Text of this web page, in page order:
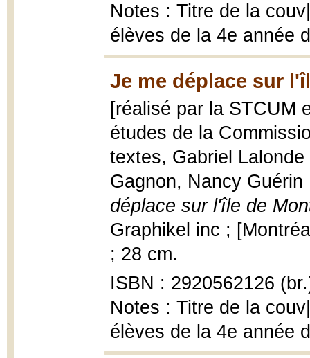
Notes : Titre de la
élèves de la 4e année
Je me déplace sur
[réalisé par la STCUM
études de la
textes, Gabriel
Gagnon, Nancy
déplace sur l'île de
Graphikel inc ;
; 28 cm.
ISBN : 2920562126
Notes : Titre de la
élèves de la 4e année